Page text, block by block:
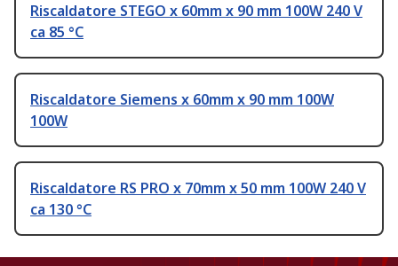
Riscaldatore STEGO x 60mm x 90 mm 100W 240 V
ca 85 °C
Riscaldatore Siemens x 60mm x 90 mm 100W
100W
Riscaldatore RS PRO x 70mm x 50 mm 100W 240 V
ca 130 °C